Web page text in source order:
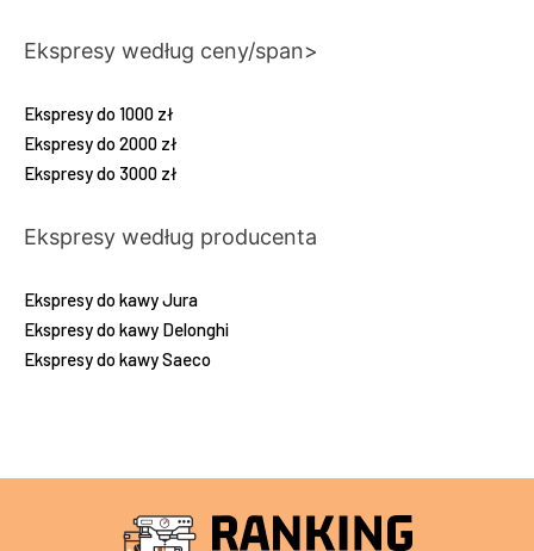
Ekspresy według ceny/span>
Ekspresy do 1000 zł
Ekspresy do 2000 zł
Ekspresy do 3000 zł
Ekspresy według producenta
Ekspresy do kawy Jura
Ekspresy do kawy Delonghi
Ekspresy do kawy Saeco